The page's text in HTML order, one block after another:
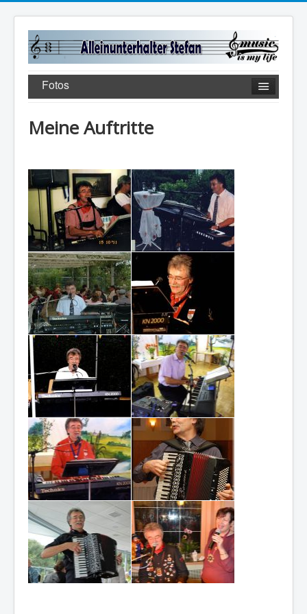
Fotos
Meine Auftritte